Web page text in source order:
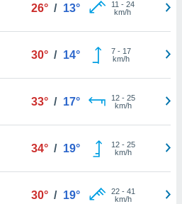
26° / 13° 11 - 24
km/h
30° / 14° 7- 17
km/h
33° / 17° 12- 25
km/h
34° / 19° 12- 25
km/h
30° / 19° 22- 41
km/h